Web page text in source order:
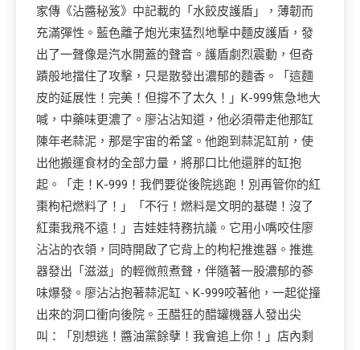
家傳《沾醬秘笈》中記載的「水餃皮護盾」，薄韌而
充滿彈性。藍色離子炮光束猛烈地擊中麵皮護盾，發
出了一聲像是汽水開蓋的聲音。護盾劇烈震動，但奇
蹟般地擋住了攻擊，只是散發出濃郁的麵香。「這麵
皮的延展性！完美！但撐不了太久！」K-999焦急地大
喊，中藥味更濃了。廖沾沾知道，他必須帶走他那缸
陳年老蒜泥，那是宇宙的希望。他跑到蒜泥缸前，使
出他搬運食材的全部力量，將那口比他還胖的缸抱
起。「走！K-999！我們要從後院逃跑！別再管你的紅
棗枸杞燃料了！」「不行！燃料是文明的基礎！沒了
紅棗我飛不遠！」吉娃娃特務抗議。它用小嘴咬住廖
沾沾的衣領，同時開啟了它背上的枸杞推進器。推進
器發出「滋滋」的輕微煎煮聲，伴隨著一股濃郁的蔘
味爆發。廖沾沾抱著蒜泥缸、K-999咬著他，一起從撞
出來的洞口衝向後院。王醋狂的醋罐機器人發出尖
叫：「別想逃！醬油黨餘孽！我會追上你！」店內剩